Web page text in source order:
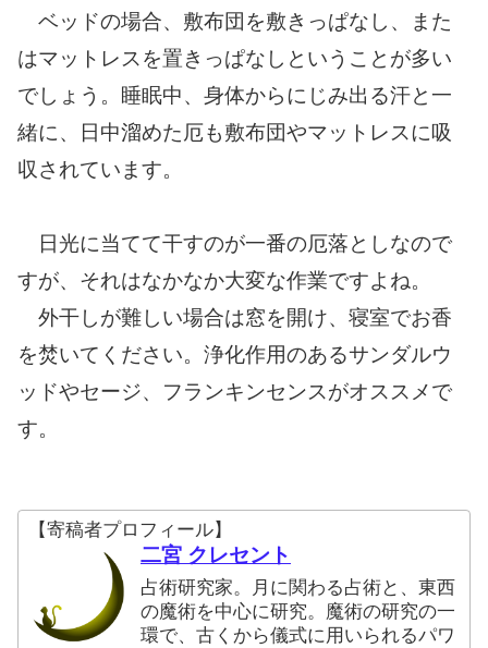
ベッドの場合、敷布団を敷きっぱなし、また
はマットレスを置きっぱなしということが多い
でしょう。睡眠中、身体からにじみ出る汗と一
緒に、日中溜めた厄も敷布団やマットレスに吸
収されています。
日光に当てて干すのが一番の厄落としなので
すが、それはなかなか大変な作業ですよね。
外干しが難しい場合は窓を開け、寝室でお香
を焚いてください。浄化作用のあるサンダルウ
ッドやセージ、フランキンセンスがオススメで
す。
【寄稿者プロフィール】
二宮 クレセント
占術研究家。月に関わる占術と、東西
の魔術を中心に研究。魔術の研究の一
環で、古くから儀式に用いられるパワ